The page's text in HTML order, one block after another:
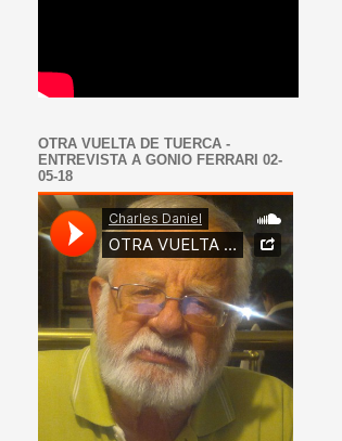
OTRA VUELTA DE TUERCA -
ENTREVISTA A GONIO FERRARI 02-
05-18